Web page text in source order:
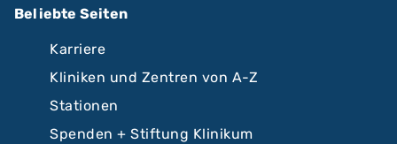
Beliebte Seiten
Karriere
Kliniken und Zentren von A-Z
Stationen
Spenden + Stiftung Klinikum